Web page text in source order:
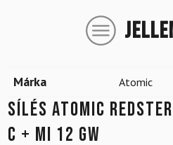
Márka Atomic
SÍLÉS ATOMIC
C + MI 12 GW